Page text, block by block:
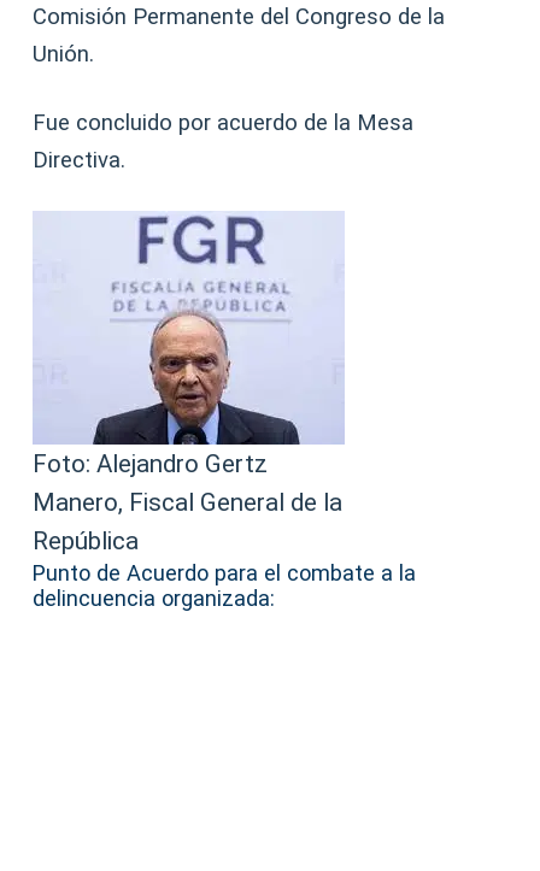
Comisión Permanente del Congreso de la
Unión.
Fue concluido por acuerdo de la Mesa
Directiva.
Foto: Alejandro Gertz
Manero, Fiscal General de la
República
Punto de Acuerdo para el combate a la
delincuencia organizada: